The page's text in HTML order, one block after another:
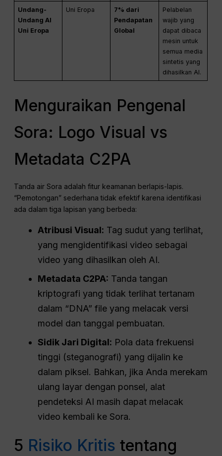
Undang-
Undang AI
Uni Eropa
Uni Eropa
7% dari
Pendapatan
Global
Pelabelan
wajib yang
dapat dibaca
mesin untuk
semua media
sintetis yang
dihasilkan AI.
Menguraikan Pengenal
Sora: Logo Visual vs
Metadata C2PA
Tanda air Sora adalah fitur keamanan berlapis-lapis.
“Pemotongan” sederhana tidak efektif karena identifikasi
ada dalam tiga lapisan yang berbeda:
Atribusi Visual: Tag sudut yang terlihat,
yang mengidentifikasi video sebagai
video yang dihasilkan oleh AI.
Metadata C2PA: Tanda tangan
kriptografi yang tidak terlihat tertanam
dalam “DNA” file yang melacak versi
model dan tanggal pembuatan.
Sidik Jari Digital: Pola data frekuensi
tinggi (steganografi) yang dijalin ke
dalam piksel. Bahkan, jika Anda merekam
ulang layar dengan ponsel, alat
pendeteksi AI masih dapat melacak
video kembali ke Sora.
5 Risiko Kritis tentang